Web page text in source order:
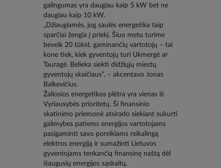
galingumas yra daugiau kaip 5 kW bet ne
daugiau kaip 10 kW.
„Džiaugiamės, jog saulės energetika taip
sparčiai žengia į priekį. Šiuo metu turime
beveik 20 tūkst. gaminančių vartotojų – tai
kone tiek, kiek gyventojų turi Ukmergė ar
Tauragė. Belieka siekti didžiųjų miestų
gyventojų skaičiaus”, – akcentavo Jonas
Balkevičius.
Žaliosios energetikos plėtra yra vienas iš
Vyriausybės prioritetų. Ši finansinio
skatinimo priemonė atsirado siekiant sukurti
galimybes patiems energijos vartotojams
pasigaminti savo poreikiams reikalingą
elektros energiją ir sumažinti Lietuvos
gyventojams tenkančią finansinę naštą dėl
išaugusių energijos sąskaitų.